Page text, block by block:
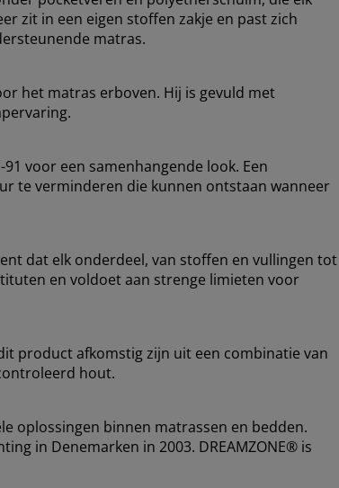
zit in een eigen stoffen zakje en past zich
matras.
het matras erboven. Hij is gevuld met
voor een samenhangende look. Een
te verminderen die kunnen ontstaan wanneer
dat elk onderdeel, van stoffen en vullingen tot
en voldoet aan strenge limieten voor
product afkomstig zijn uit een combinatie van
hout.
oplossingen binnen matrassen en bedden.
in Denemarken in 2003. DREAMZONE® is